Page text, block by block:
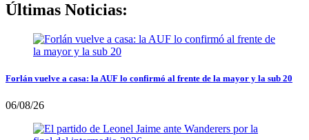
Últimas Noticias:
Forlán vuelve a casa: la AUF lo confirmó al frente de la mayor y la sub 20
06/08/26